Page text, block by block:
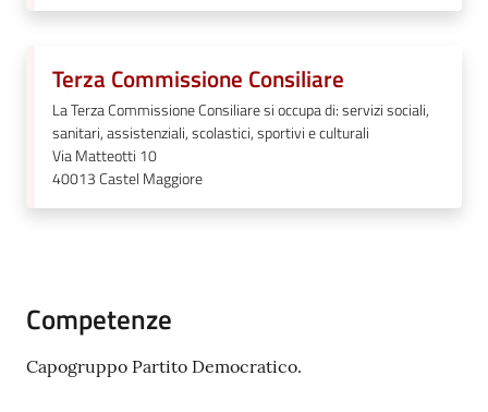
Terza Commissione Consiliare
La Terza Commissione Consiliare si occupa di: servizi sociali,
sanitari, assistenziali, scolastici, sportivi e culturali
Via Matteotti 10
40013Castel Maggiore
Competenze
Capogruppo Partito Democratico.